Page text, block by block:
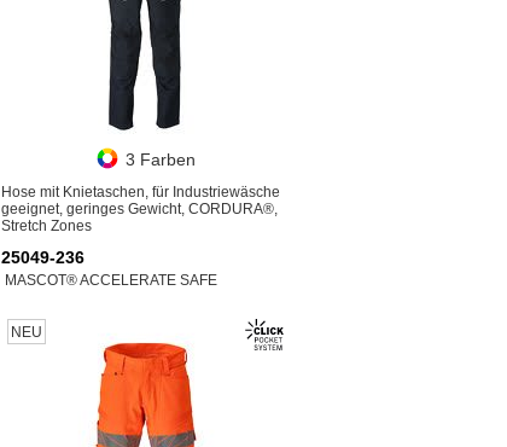
3 Farben
Hose mit Knietaschen, für Industriewäsche
geeignet, geringes Gewicht, CORDURA®,
Stretch Zones
25049-236
MASCOT® ACCELERATE SAFE
NEU